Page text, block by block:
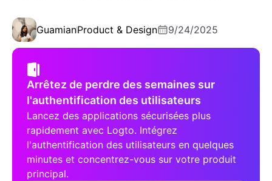
GuamianProduct & Design 9/24/2025
Arrêtez de perdre des semaines sur
l'authentification des utilisateurs
Lancez des applications sécurisées plus
rapidement avec Logto. Intégrez
l'authentification des utilisateurs en quelques
minutes et concentrez-vous sur votre produit
principal.